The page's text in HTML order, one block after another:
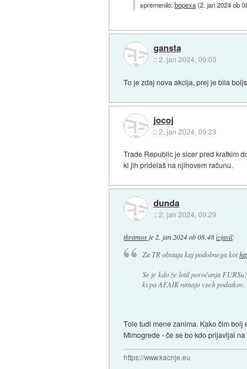
spremenilo:bopexa(2. jan 2024 ob
gansta
::2. jan 2024, 09:03
To je zdaj nova akcija, prej je bila
jocoj
::2. jan 2024, 09:23
Trade Republic je sicer pred kratkim
ki jih pridelaš na njihovem računu.
dunda
::2. jan 2024, 09:29
thramos je 2. jan 2024 ob 08:48 izjavil:
Za TR obstaja kaj podobnega kot
Se je kdo že lotil poročanja
ki pa AFAIK nimajo vseh podatkov.
Tole tudi mene zanima. Kako čim
Mimogrede - če se bo kdo prijavljal
https://www.kacnje.eu